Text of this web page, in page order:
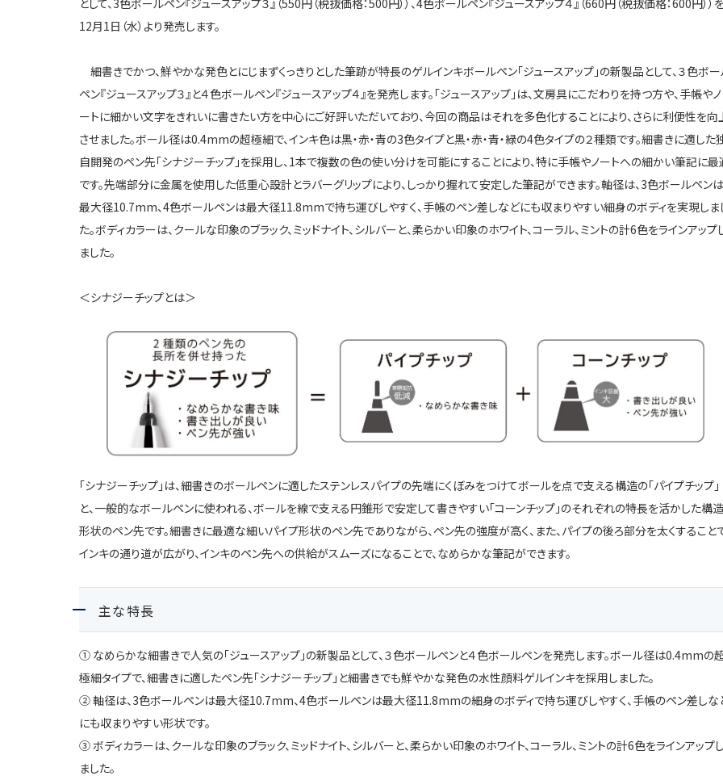
として、3色ボールペン『ジュースアップ３』（550円（税抜価格：500円））、4色ボールペン『ジュースアップ４』（660円（税抜価格：600円））
12月1日（水）より発売します。
細書きでかつ、鮮やかな発色とにじまずくっきりとした筆跡が特長のゲルインキボールペン「ジュースアップ」の新製品として、３色ボ
ペン『ジュースアップ３』と４色ボールペン『ジュースアップ４』を発売します。「ジュースアップ」は、文房具にこだわりを持つ方や、手帳やノ
ートに細かい文字をきれいに書きたい方を中心にご好評いただいており、今回の商品はそれを多色化することにより、さらに利便性を向
させました。ボール径は0.4mmの超極細で、インキ色は黒・赤・青の3色タイプと黒・赤・青・緑の4色タイプの２種類です。細書きに適した
自開発のペン先「シナジーチップ」を採用し、1本で複数の色の使い分けを可能にすることにより、特に手帳やノートへの細かい筆記に最
です。先端部分に金属を使用した低重心設計とラバーグリップにより、しっかり握れて安定した筆記ができます。軸径は、3色ボールペンは
最大径10.7mm、4色ボールペンは最大径11.8mmで持ち運びしやすく、手帳のペン差しなどにも収まりやすい細身のボディを実現しま
た。ボディカラーは、クールな印象のブラック、ミッドナイト、シルバーと、柔らかい印象のホワイト、コーラル、ミントの計6色をラインアップ
ました。
＜シナジーチップとは＞
「シナジーチップ」は、細書きのボールペンに適したステンレスパイプの先端にくぼみをつけてボールを点で支える構造の「パイプチップ」
と、一般的なボールペンに使われる、ボールを線で支える円錐形で安定して書きやすい「コーンチップ」のそれぞれの特長を活かした構造
形状のペン先です。細書きに最適な細いパイプ形状のペン先でありながら、ペン先の強度が高く、また、パイプの後ろ部分を太くすること
インキの通り道が広がり、インキのペン先への供給がスムーズになることで、なめらかな筆記ができます。
主な特長
① なめらかな細書きで人気の「ジュースアップ」の新製品として、３色ボールペンと４色ボールペンを発売します。ボール径は0.4mmの
極細タイプで、細書きに適したペン先「シナジーチップ」と細書きでも鮮やかな発色の水性顔料ゲルインキを採用しました。
② 軸径は、3色ボールペンは最大径10.7mm、4色ボールペンは最大径11.8mmの細身のボディで持ち運びしやすく、手帳のペン差しな
にも収まりやすい形状です。
③ ボディカラーは、クールな印象のブラック、ミッドナイト、シルバーと、柔らかい印象のホワイト、コーラル、ミントの計6色をラインアップし
ました。